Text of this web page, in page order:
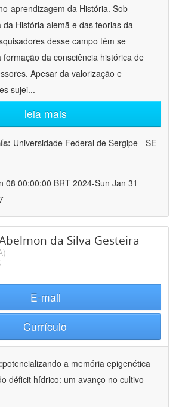
aprendizagem da História. Sob
História alemã e das teorias da
desse campo têm se
da consciência histórica de
Apesar da valorização e
sujei...
leia mais
Universidade Federal de Sergipe - SE
08 00:00:00 BRT 2024-Sun Jan 31
da Silva Gesteira
E-mail
Currículo
potencializando a memória epigenética
déficit hídrico: um avanço no cultivo